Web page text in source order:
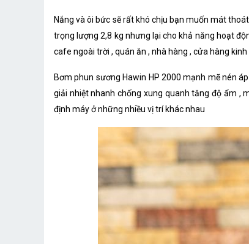
Nắng và ôi bức sẽ rất khó chịu bạn muốn mát
trọng lượng 2,8 kg nhưng lại cho khả năng hoạt
cafe ngoài trời , quán ăn , nhà hàng , cửa hàng kinh
Bơm phun sương Hawin HP 2000 mạnh mẽ nén
giải nhiệt nhanh chống xung quanh tăng độ ẩm ,
định máy ở những nhiều vị trí khác nhau